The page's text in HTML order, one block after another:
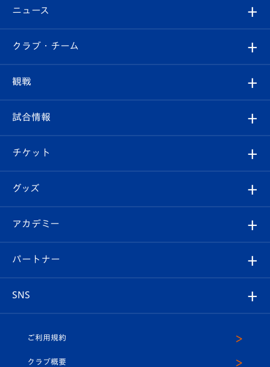
ニュース
すべて
クラブ
試合情報
チケット
イベント
メディア
ホームタウン
クラブ・チーム
クラブ概要
エンブレム紹介
スタッフプロフィール
マスコット紹介
観戦
観戦ルール
はじめての観戦ガイド
Revive Team
ヴィヴィくんの長崎おもてなしガイド
試合情報
試合日程/結果
フォトギャラリー
スタジアムグルメ
チケット
チケット
V-LOVERS（ファンクラブ）
プレイヤーズスイート
グッズ
オンラインショップ
店舗情報
アカデミー
育成からのお知らせ
U-18
パートナー
SNS
ヴィヴィくんインスタグラム
ご利用規約
クラブ概要